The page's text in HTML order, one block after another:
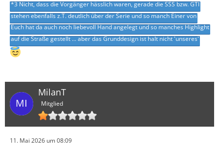
*3 Nicht, dass die Vorgänger hässlich waren, gerade die SSS bzw. GTI
stehen ebenfalls z.T. deutlich über der Serie und so manch Einer von
Euch hat da auch noch liebevoll Hand angelegt und so manches Highlight
auf die Straße gestellt ... aber das Grunddesign ist halt nicht 'unseres'
MilanT
Mitglied
11. Mai 2026 um 08:09